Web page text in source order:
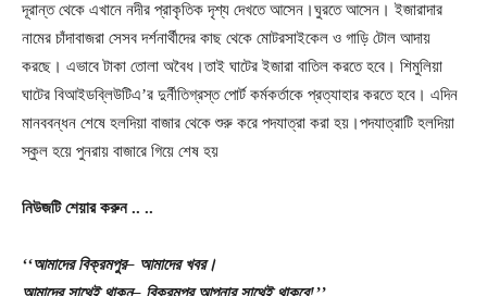
দূরান্ত থেকে এখানে নদীর প্রাকৃতিক দৃশ্য দেখতে আসেন।ঘুরতে আসেন। ইজারাদার
নামের চাঁদাবাজরা সেসব দর্শনার্থীদের কাছ থেকে মোটরসাইকেল ও গাড়ি টোল আদায়
করছে। এভাবে টাকা তোলা অবৈধ।তাই ঘাটের ইজারা বাতিল করতে হবে। শিমুলিয়া
ঘাটের বিআইডব্লিউটিএ’র দুর্নীতিগ্রস্ত পোর্ট কর্মকর্তাকে প্রত্যাহার করতে হবে। এদিন
মানববন্ধন শেষে হলদিয়া বাজার থেকে শুরু করে পদযাত্রা করা হয়।পদযাত্রাটি হলদিয়া
স্কুল হয়ে পুনরায় বাজারে গিয়ে শেষ হয়
নিউজটি শেয়ার করুন.. ..
‘‘আমাদের বিক্রমপুর– আমাদের খবর।